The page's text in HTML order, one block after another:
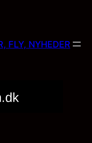
FLY, NYHEDER